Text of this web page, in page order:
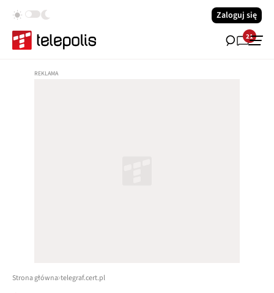
Zaloguj się
21
Strona główna telegraf.cert.pl